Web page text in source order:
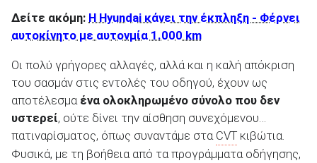
Δείτε ακόμη: Η Hyundai κάνει την έκπληξη - Φέρνει
αυτοκίνητο με αυτονμία 1.000 km
Οι πολύ γρήγορες αλλαγές, αλλά και η καλή απόκριση
του σασμάν στις εντολές του οδηγού, έχουν ως
αποτέλεσμα ένα ολοκληρωμένο σύνολο που δεν
υστερεί, ούτε δίνει την αίσθηση συνεχόμενου…
πατιναρίσματος, όπως συναντάμε στα CVT κιβώτια.
Φυσικά, με τη βοήθεια από τα προγράμματα οδήγησης,